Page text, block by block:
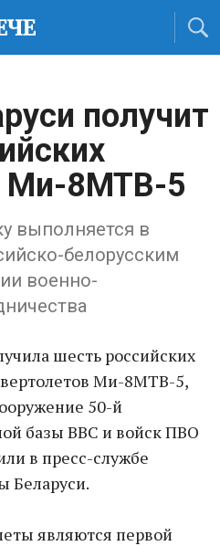
получит
Ми-8МТВ-5
выполняется в
белорусским
военно-
шесть российских
Ми-8МТВ-5,
50-й
базы ВВС и войск ПВО
в пресс-службе
Беларуси.
являются первой